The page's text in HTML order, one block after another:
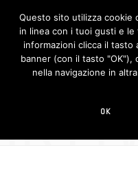
Questo sito utilizza cookie
in linea con i tuoi gusti e
informazioni clicca il tasto
banner (con il tasto "OK"),
nella navigazione in
OK